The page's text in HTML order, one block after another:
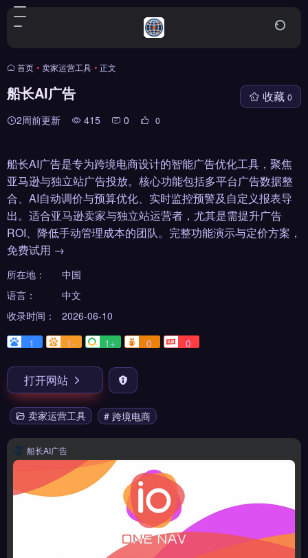
首页 • 卖家运营工具 • 正文
船长AI广告
2周前更新 415 0 0
收藏 0
船长AI广告是专为跨境电商设计的智能广告优化工具，聚焦
亚马逊与独立站广告投放。核心功能包括多平台广告数据整
合、AI自动调价与预算优化、实时监控预警及自定义报表导
出。适合亚马逊卖家与独立站运营者，尤其是需提升广告
ROI、降低手动管理成本的团队。完整功能演示与定价方案，
免费试用 →
所在地：
中国
语言：
中文
收录时间：
2026-06-10
1
1- 1+ 0 0
打开网站
卖家运营工具 # 跨境电商
船长AI广告